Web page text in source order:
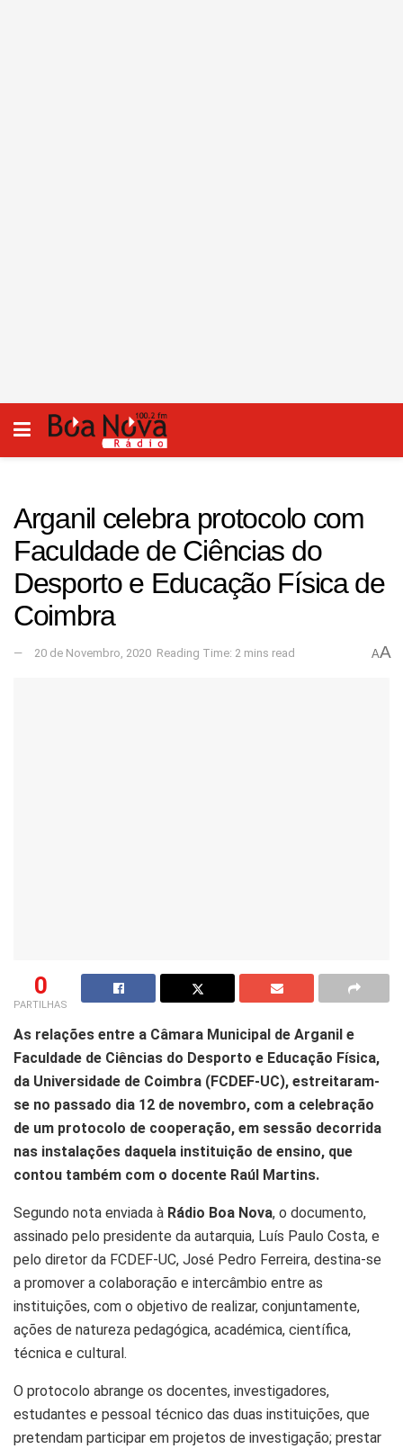
Arganil celebra protocolo com
Faculdade de Ciências do
Desporto e Educação Física de
Coimbra
20 de Novembro, 2020 Reading Time: 2 mins read AA
0
PARTILHAS
As relações entre a Câmara Municipal de Arganil e
Faculdade de Ciências do Desporto e Educação Física,
da Universidade de Coimbra (FCDEF-UC), estreitaram-
se no passado dia 12 de novembro, com a celebração
de um protocolo de cooperação, em sessão decorrida
nas instalações daquela instituição de ensino, que
contou também com o docente Raúl Martins.
Segundo nota enviada à Rádio Boa Nova, o documento,
assinado pelo presidente da autarquia, Luís Paulo Costa, e
pelo diretor da FCDEF-UC, José Pedro Ferreira, destina-se
a promover a colaboração e intercâmbio entre as
instituições, com o objetivo de realizar, conjuntamente,
ações de natureza pedagógica, académica, científica,
técnica e cultural.
O protocolo abrange os docentes, investigadores,
estudantes e pessoal técnico das duas instituições, que
pretendam participar em projetos de investigação; prestar